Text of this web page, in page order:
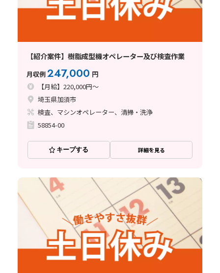
【紹介案件】樹脂成型機オペレーター及び検査作業
月収例247,000 円
【月給】220,000円～
埼玉県加須市
検査、マシンオペレーター、清掃・洗浄
58854-00
キープする 詳細を見る